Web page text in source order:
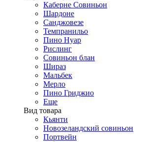
Каберне Совиньон
Шардоне
Санджовезе
Темпранильо
Пино Нуар
Рислинг
Совиньон блан
Шираз
Мальбек
Мерло
Пино Гриджио
Еще
Вид товара
Кьянти
Новозеландский совиньон
Портвейн